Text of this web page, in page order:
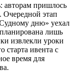
авторам пришлось
Очередной этап
дню» уехал
лишь
извлекли уроки
старта ивента с
время для